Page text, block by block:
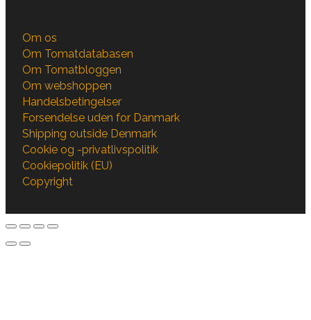
Om os
Om Tomatdatabasen
Om Tomatbloggen
Om webshoppen
Handelsbetingelser
Forsendelse uden for Danmark
Shipping outside Denmark
Cookie og -privatlivspolitik
Cookiepolitik (EU)
Copyright